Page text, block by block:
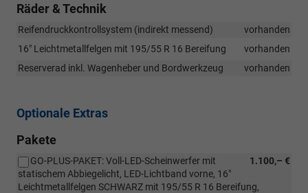
Räder & Technik
Reifendruckkontrollsystem (indirekt messend)
vorhanden
16" Leichtmetallfelgen mit 195/55 R 16 Bereifung
vorhanden
Reserverad inkl. Wagenheber und Bordwerkzeug
vorhanden
Optionale Extras
Pakete
1.100,– €
GO-PLUS-PAKET: Voll-LED-Scheinwerfer mit
statischem Abbiegelicht, LED-Lichtband vorne, 16"
Leichtmetallfelgen SCHWARZ mit 195/55 R 16 Bereifung,